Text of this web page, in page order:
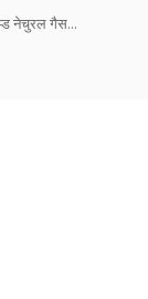
नेचुरल गैस…